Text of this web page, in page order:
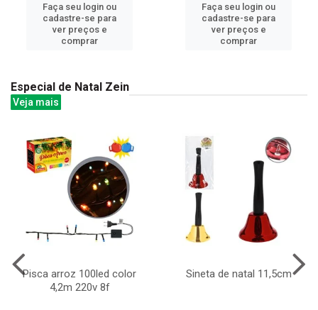
Faça seu login ou
cadastre-se para
ver preços e
comprar
Faça seu login ou
cadastre-se para
ver preços e
comprar
Especial de Natal Zein
Veja mais
Pisca arroz 100led color
4,2m 220v 8f
Sineta de natal 11,5cm